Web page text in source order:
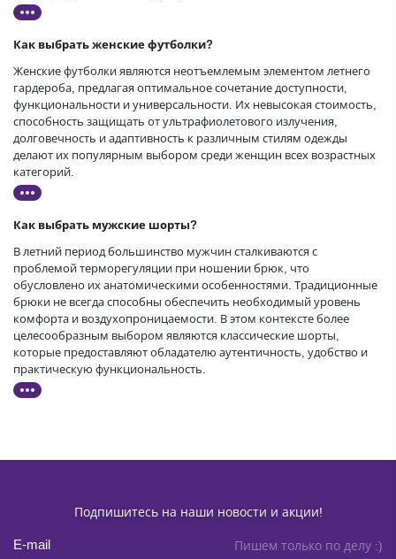
Как выбрать женские футболки?
Женские футболки являются неотъемлемым элементом летнего
гардероба, предлагая оптимальное сочетание доступности,
функциональности и универсальности. Их невысокая стоимость,
способность защищать от ультрафиолетового излучения,
долговечность и адаптивность к различным стилям одежды
делают их популярным выбором среди женщин всех возрастных
категорий.
Как выбрать мужские шорты?
В летний период большинство мужчин сталкиваются с
проблемой терморегуляции при ношении брюк, что
обусловлено их анатомическими особенностями. Традиционные
брюки не всегда способны обеспечить необходимый уровень
комфорта и воздухопроницаемости. В этом контексте более
целесообразным выбором являются классические шорты,
которые предоставляют обладателю аутентичность, удобство и
практическую функциональность.
Подпишитесь на наши новости и акции!
Пишем только по делу :)